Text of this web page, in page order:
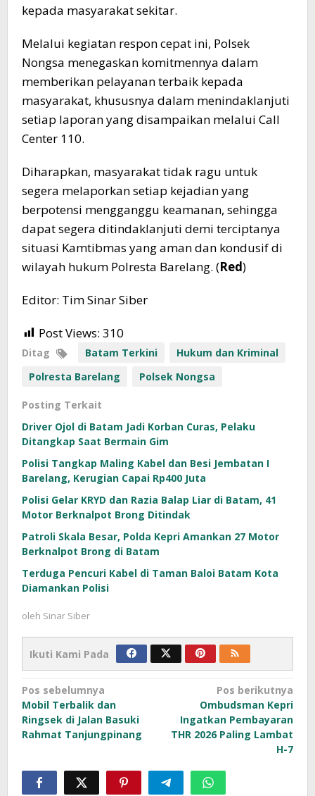
kepada masyarakat sekitar.
Melalui kegiatan respon cepat ini, Polsek
Nongsa menegaskan komitmennya dalam
memberikan pelayanan terbaik kepada
masyarakat, khususnya dalam menindaklanjuti
setiap laporan yang disampaikan melalui Call
Center 110.
Diharapkan, masyarakat tidak ragu untuk
segera melaporkan setiap kejadian yang
berpotensi mengganggu keamanan, sehingga
dapat segera ditindaklanjuti demi terciptanya
situasi Kamtibmas yang aman dan kondusif di
wilayah hukum Polresta Barelang. (Red)
Editor: Tim Sinar Siber
Post Views: 310
Ditag Batam Terkini
Hukum dan Kriminal
Polresta Barelang
Polsek Nongsa
Posting Terkait
Driver Ojol di Batam Jadi Korban Curas, Pelaku
Ditangkap Saat Bermain Gim
Polisi Tangkap Maling Kabel dan Besi Jembatan I
Barelang, Kerugian Capai Rp400 Juta
Polisi Gelar KRYD dan Razia Balap Liar di Batam, 41
Motor Berknalpot Brong Ditindak
Patroli Skala Besar, Polda Kepri Amankan 27 Motor
Berknalpot Brong di Batam
Terduga Pencuri Kabel di Taman Baloi Batam Kota
Diamankan Polisi
oleh Sinar Siber
Ikuti Kami Pada
Navigasi
pos
Pos sebelumnya
Mobil Terbalik dan
Ringsek di Jalan Basuki
Rahmat Tanjungpinang
Pos berikutnya
Ombudsman Kepri
Ingatkan Pembayaran
THR 2026 Paling Lambat
H-7